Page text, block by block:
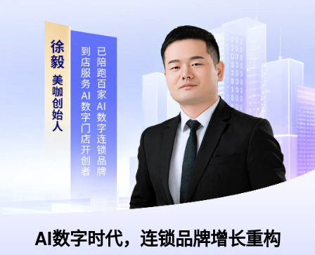
AI数字时代，连锁品牌增长重构